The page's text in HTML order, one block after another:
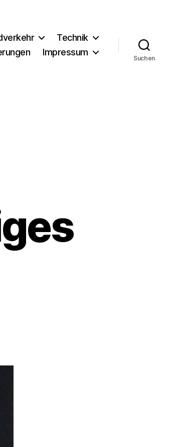
Technik
Impressum
Suchen